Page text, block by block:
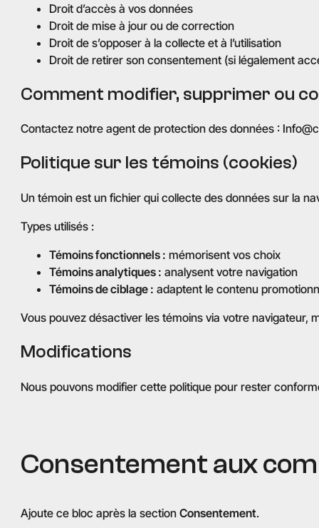
Droit d’accès à vos données
Droit de mise à jour ou de correction
Droit de s’opposer à la collecte et à l’utilisation
Droit de retirer son consentement (si légalement
Comment modifier, supprimer ou
Contactez notre agent de protection des données :
Politique sur les témoins (cookies)
Un témoin est un fichier qui collecte des données sur la
Types utilisés :
Témoins fonctionnels : mémorisent vos choix
Témoins analytiques : analysent votre navigation
Témoins de ciblage : adaptent le contenu
Vous pouvez désactiver les témoins via votre
Modifications
Nous pouvons modifier cette politique pour rester
Consentement aux
Ajoute ce bloc après la section Consentement.